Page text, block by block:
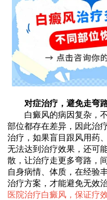
对症治疗，避免走弯路
白癜风的病因复杂，不
部位都存在差异，因此治
治疗，如果盲目跟风用药
无法达到治疗效果，还可
散，让治疗走更多弯路，
自身病情、体质，在经验
治疗方案，才能避免无效
医院治疗白癜风，保证